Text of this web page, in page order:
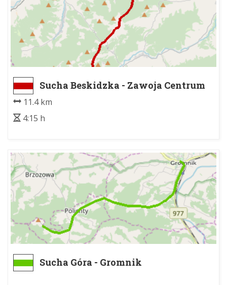
Sucha Beskidzka - Zawoja Centrum
11.4 km
4:15 h
Sucha Góra - Gromnik